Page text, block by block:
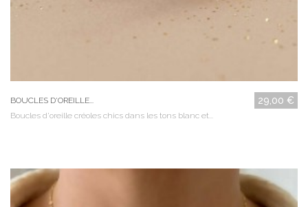
BOUCLES D'OREILLE... 29,00 €
Boucles d'oreille créoles chics dans les tons blanc et...